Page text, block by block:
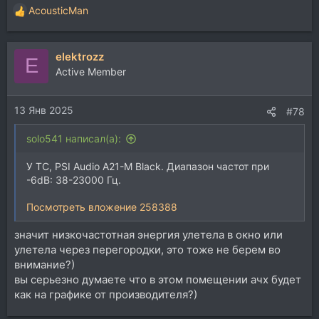
Р
е
а
и
и
:
AcousticMan
E elektrozz
Active Member
13 Янв 2025 #78
solo541 написал(а):
У ТС, PSI Audio А21-M Black. Диапазон частот при
-6dB: 38-23000 Гц.
Посмотреть вложение 258388
значит низкочастотная энергия улетела в окно или
улетела через перегородки, это тоже не берем во
внимание?)
вы серьезно думаете что в этом помещении ачх будет
как на графике от производителя?)